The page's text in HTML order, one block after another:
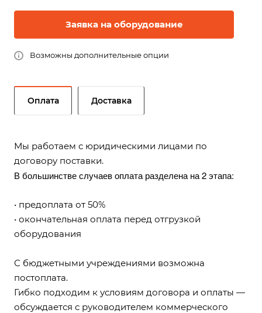
Заявка на оборудование
Возможны дополнительные опции
Оплата Доставка
Мы работаем с юридическими лицами по
договору поставки.
В большинстве случаев оплата разделена на 2 этапа:
• предоплата от 50%
• окончательная оплата перед отгрузкой
оборудования
С бюджетными учреждениями возможна
постоплата.
Гибко подходим к условиям договора и оплаты —
обсуждается с руководителем коммерческого